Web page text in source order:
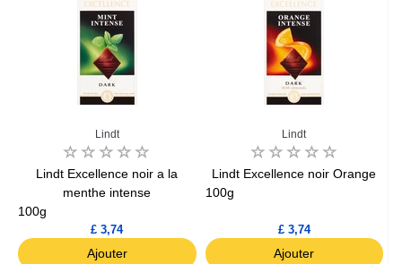
Lindt
Lindt Excellence noir a la
menthe intense
100g
£ 3,74
Ajouter
Lindt
Lindt Excellence noir Orange
100g
£ 3,74
Ajouter